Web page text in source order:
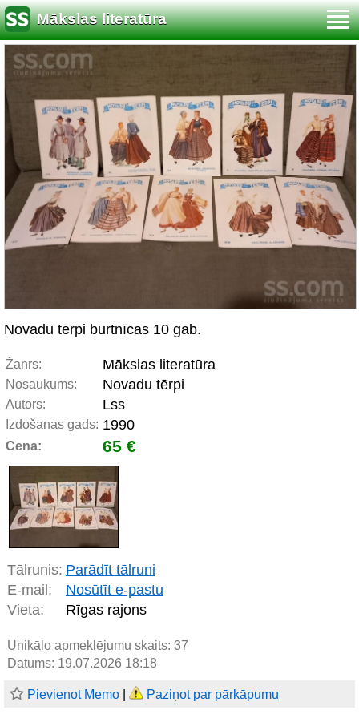
Mākslas literatūra
Novadu tērpi burtnīcas 10 gab.
Žanrs: Mākslas literatūra
Nosaukums: Novadu tērpi
Autors: Lss
Izdošanas gads: 1990
Cena: 65 €
Tālrunis: Parādīt tālruni
E-mail:
Nosūtīt e-pastu
Vieta:
Rīgas rajons
Unikālo apmeklējumu skaits: 37
Datums: 19.07.2026 18:18
Pievienot Memo Paziņot par pārkāpumu